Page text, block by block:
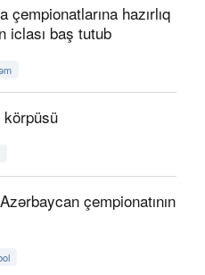
hazırlıq
iclası baş tutub
çempionatının